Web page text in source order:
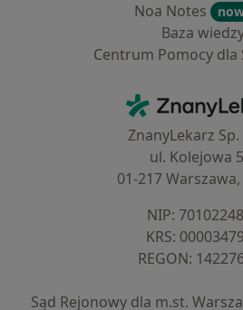
Noa Notes
Baza
Centrum Pomocy dla
ZnanyLekarz Sp.
ul. Kolejowa
01-217
NIP:
KRS:
REGON:
Sąd Rejonowy dla m.st.